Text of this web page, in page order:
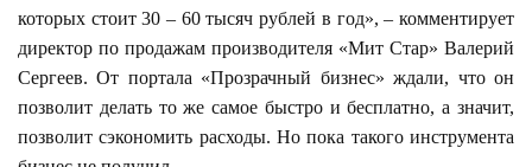
которых стоит 30 – 60 тысяч рублей в год», – комментирует
директор по продажам производителя «Мит Стар» Валерий
Сергеев. От портала «Прозрачный бизнес» ждали, что он
позволит делать то же самое быстро и бесплатно, а значит,
позволит сэкономить расходы. Но пока такого инструмента